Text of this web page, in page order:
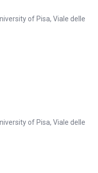
of Pisa, Viale delle
of Pisa, Viale delle